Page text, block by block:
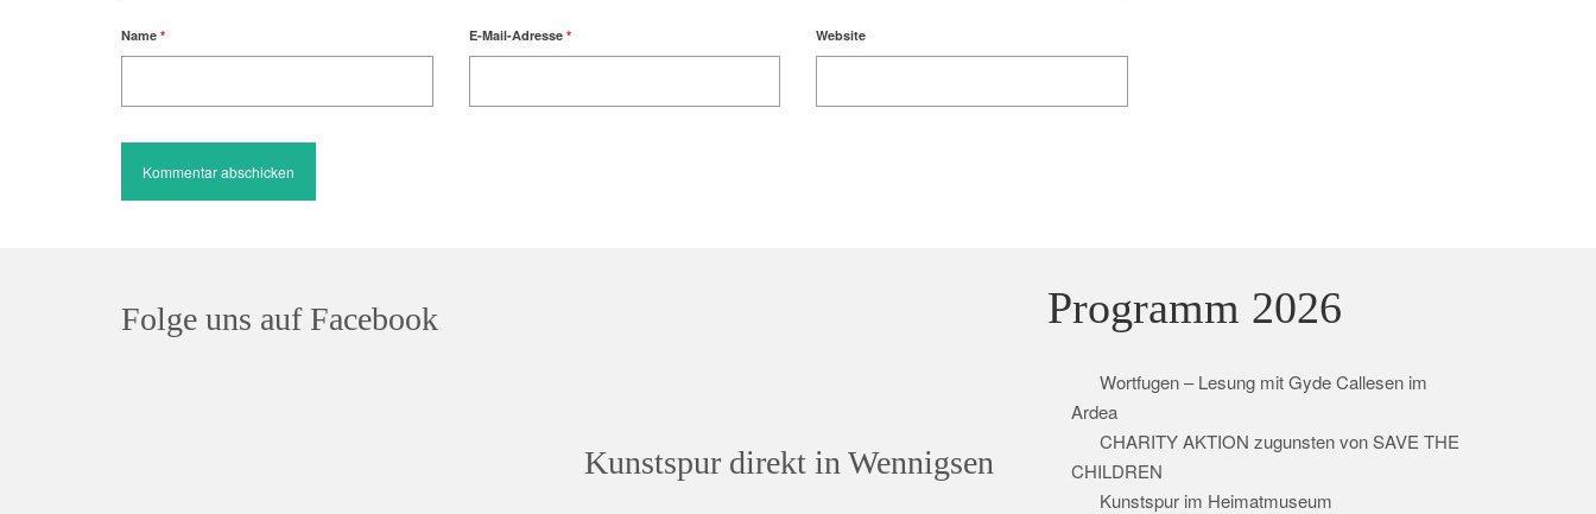
Name * E-Mail-Adresse * Website
Folge uns auf Facebook
Kunstspur direkt in Wennigsen
Programm 2026
Wortfugen – Lesung mit Gyde Callesen im
Ardea
CHARITY AKTION zugunsten von SAVE THE
CHILDREN
Kunstspur im Heimatmuseum